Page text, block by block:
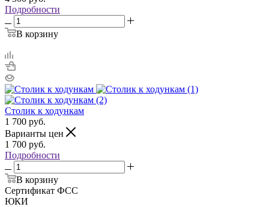
Подробности
В корзину
Столик к ходункам
1 700 руб.
Варианты цен
1 700 руб.
Подробности
В корзину
Сертификат ФСС
ЮКИ